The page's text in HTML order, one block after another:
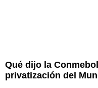
Qué dijo la
privatización del